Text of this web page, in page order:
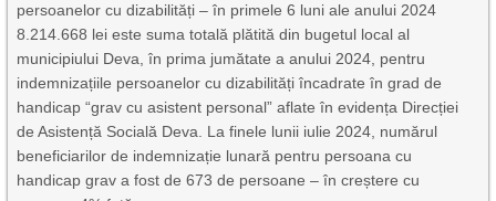
persoanelor cu dizabilități – în primele 6 luni ale anului 2024
8.214.668 lei este suma totală plătită din bugetul local al
municipiului Deva, în prima jumătate a anului 2024, pentru
indemnizațiile persoanelor cu dizabilități încadrate în grad de
handicap “grav cu asistent personal” aflate în evidența Direcției
de Asistență Socială Deva. La finele lunii iulie 2024, numărul
beneficiarilor de indemnizație lunară pentru persoana cu
handicap grav a fost de 673 de persoane – în creștere cu